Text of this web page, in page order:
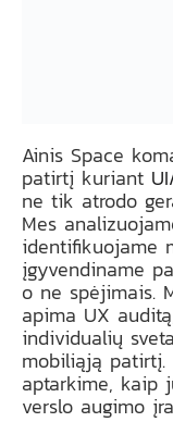
Ainis Space
patirtį kuriant
ne tik atrodo
Mes
identifikuojame
įgyvendiname
o ne spėjimais.
apima UX
individualių
mobiliąją
aptarkime, kaip
verslo augimo